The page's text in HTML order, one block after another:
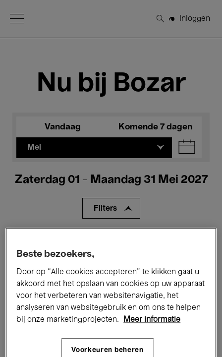
Open Menu
Zoeken
Inloggen
Nu bij Bozar
Vandaag Komende 7 dagen
Mei
Zaterdag 01 - Maandag 31 Mei 2027
Filters
Performances Lezingen & Debatten
Jazz Klassieke Muziek Global Music
Beste bezoekers,
Door op “Alle cookies accepteren” te klikken gaat u
akkoord met het opslaan van cookies op uw apparaat
voor het verbeteren van websitenavigatie, het
analyseren van websitegebruik en om ons te helpen
bij onze marketingprojecten.
Meer informatie
Voorkeuren beheren